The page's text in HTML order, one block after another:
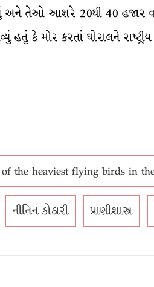
અને તેઓ આશરે 20થી 40 હજાર
હતું કે મોર કરતાં ઘોરાલને
the heaviest flying birds in
નીતિન કોઠારી પ્રાણીશાસ્ત્ર